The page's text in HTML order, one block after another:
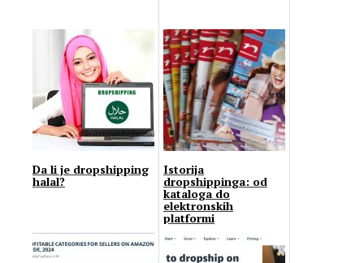
Da li je dropshipping
halal?
Istorija
dropshippinga: od
kataloga do
elektronskih
platformi